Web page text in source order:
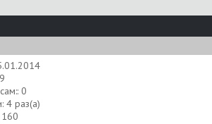
0
4 раз(а)
160